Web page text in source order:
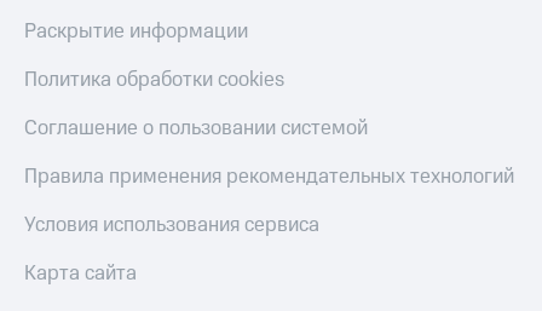
Раскрытие информации
Политика обработки cookies
Соглашение о пользовании системой
Правила применения рекомендательных технологий
Условия использования сервиса
Карта сайта